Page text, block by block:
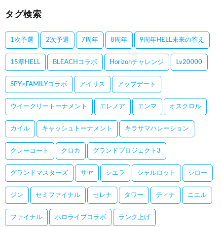
タグ検索
1次予選 2次予選 7周年 8周年 9周年HELL未来の答え
15章HELL BLEACHコラボ Horizonチャレンジ Lv20000
SPY×FAMILYコラボ アイリス アップデート
ウイークリートーナメント エレノア エンマ オスクロル
カイル キャッシュトーナメント キラサマハレーション
クレーコート クロカ グランドプロジェクト3
グランドマスターズ サヤ シエラ シャルロット シロー
ジン セミファイナル セレナ タワー ティナ ニエル
ファイナル ホロライブコラボ ランク上げ